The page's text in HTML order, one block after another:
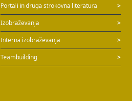
Portali in druga strokovna literatura >
Izobraževanja >
Interna izobraževanja >
Teambuilding >